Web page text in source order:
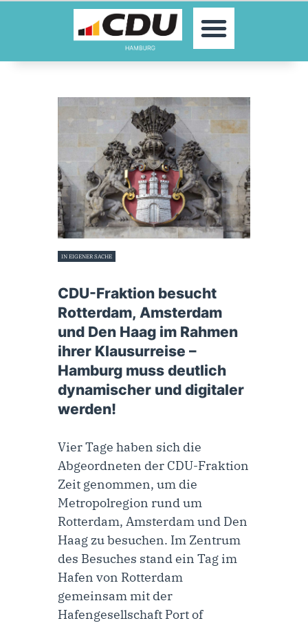
MOIN!
AKTUELLES
PARLAMENTE
KONTAKT
SPENDEN
MITGLIED WERDEN!
IN EIGENER SACHE
CDU-Fraktion besucht
Rotterdam, Amsterdam
und Den Haag im Rahmen
ihrer Klausurreise –
Hamburg muss deutlich
dynamischer und digitaler
werden!
Vier Tage haben sich die
Abgeordneten der CDU-Fraktion
Zeit genommen, um die
Metropolregion rund um
Rotterdam, Amsterdam und Den
Haag zu besuchen. Im Zentrum
des Besuches stand ein Tag im
Hafen von Rotterdam
gemeinsam mit der
Hafengesellschaft Port of